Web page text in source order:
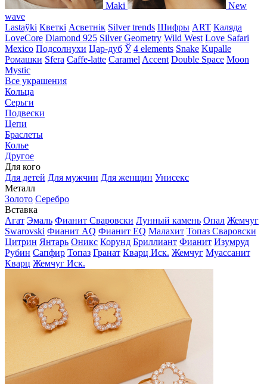
Maki
New
wave
Lastaўki Кветкі Асветнiк Silver trends Шифры ART Каляда
LoveCore Diamond 925 Silver Geometry Wild West Love Safari
Mexico Подсолнухи Цар-дуб Ў 4 elements Snake Kupalle
Ромашки Sfera Caffe-latte Caramel Accent Double Space Moon
Mystic
Все украшения
Кольца
Серьги
Подвески
Цепи
Браслеты
Колье
Другое
Для кого
Для детей Для мужчин Для женщин Унисекс
Металл
Золото Серебро
Вставка
Агат Эмаль Фианит Сваровски Лунный камень Опал Жемчуг
Swarovski Фианит AQ Фианит EQ Малахит Топаз Сваровски
Цитрин Янтарь Оникс Корунд Бриллиант Фианит Изумруд
Рубин Сапфир Топаз Гранат Кварц Иск. Жемчуг Муассанит
Кварц Жемчуг Иск.